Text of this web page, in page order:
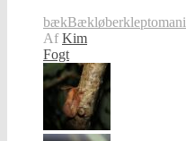
bækBækløberkleptomani
AfKim
Fogt